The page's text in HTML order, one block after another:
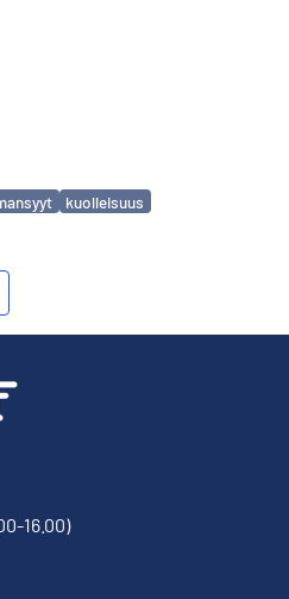
kuolleisuus
16.00)